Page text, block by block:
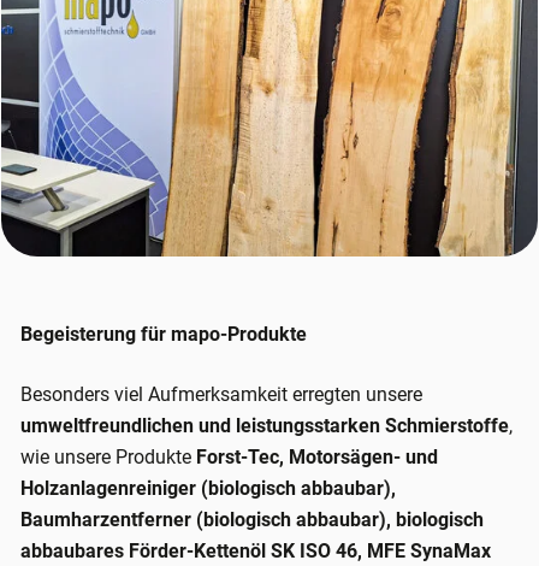
Begeisterung für mapo-Produkte
Besonders viel Aufmerksamkeit erregten unsere
umweltfreundlichen und leistungsstarken Schmierstoffe,
wie unsere Produkte Forst-Tec, Motorsägen- und
Holzanlagenreiniger (biologisch abbaubar),
Baumharzentferner (biologisch abbaubar), biologisch
abbaubares Förder-Kettenöl SK ISO 46, MFE SynaMax